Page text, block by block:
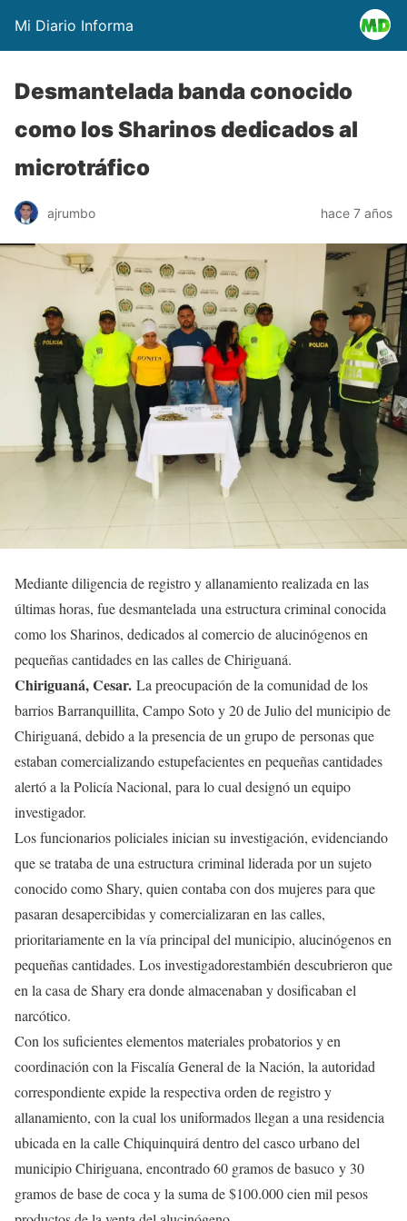
Mi Diario Informa
Desmantelada banda conocido
como los Sharinos dedicados al
microtráfico
ajrumbo hace 7 años
Mediante diligencia de registro y allanamiento realizada en las
últimas horas, fue desmantelada una estructura criminal conocida
como los Sharinos, dedicados al comercio de alucinógenos en
pequeñas cantidades en las calles de Chiriguaná.
Chiriguaná, Cesar. La preocupación de la comunidad de los
barrios Barranquillita, Campo Soto y 20 de Julio del municipio de
Chiriguaná, debido a la presencia de un grupo de personas que
estaban comercializando estupefacientes en pequeñas cantidades
alertó a la Policía Nacional, para lo cual designó un equipo
investigador.
Los funcionarios policiales inician su investigación, evidenciando
que se trataba de una estructura criminal liderada por un sujeto
conocido como Shary, quien contaba con dos mujeres para que
pasaran desapercibidas y comercializaran en las calles,
prioritariamente en la vía principal del municipio, alucinógenos en
pequeñas cantidades. Los investigadorestambién descubrieron que
en la casa de Shary era donde almacenaban y dosificaban el
narcótico.
Con los suficientes elementos materiales probatorios y en
coordinación con la Fiscalía General de la Nación, la autoridad
correspondiente expide la respectiva orden de registro y
allanamiento, con la cual los uniformados llegan a una residencia
ubicada en la calle Chiquinquirá dentro del casco urbano del
municipio Chiriguana, encontrado 60 gramos de basuco y 30
gramos de base de coca y la suma de $100.000 cien mil pesos